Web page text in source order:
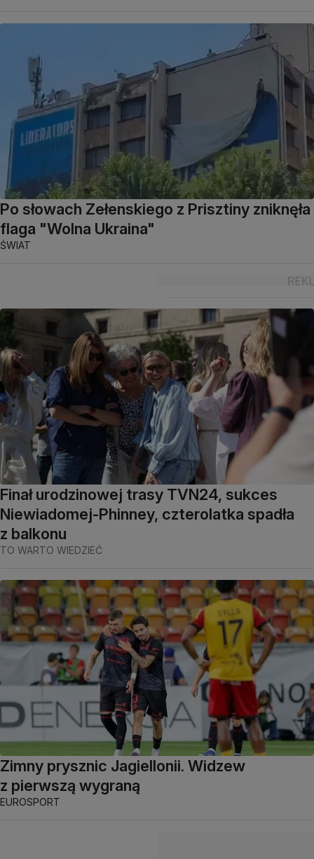
Po słowach Zełenskiego z Prisztiny zniknęła
flaga "Wolna Ukraina"
ŚWIAT
Finał urodzinowej trasy TVN24, sukces
Niewiadomej-Phinney, czterolatka spadła
z balkonu
TO WARTO WIEDZIEĆ
Zimny prysznic Jagiellonii. Widzew
z pierwszą wygraną
EUROSPORT